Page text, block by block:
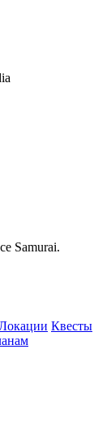
Samurai.
Квесты